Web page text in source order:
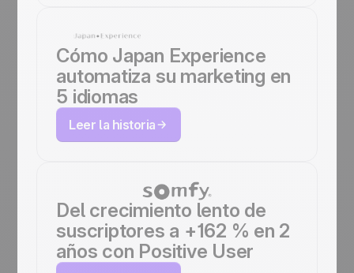
Cómo Japan Experience
automatiza su marketing en
5 idiomas
Leer la historia
Del crecimiento lento de
suscriptores a +162 % en 2
años con Positive User